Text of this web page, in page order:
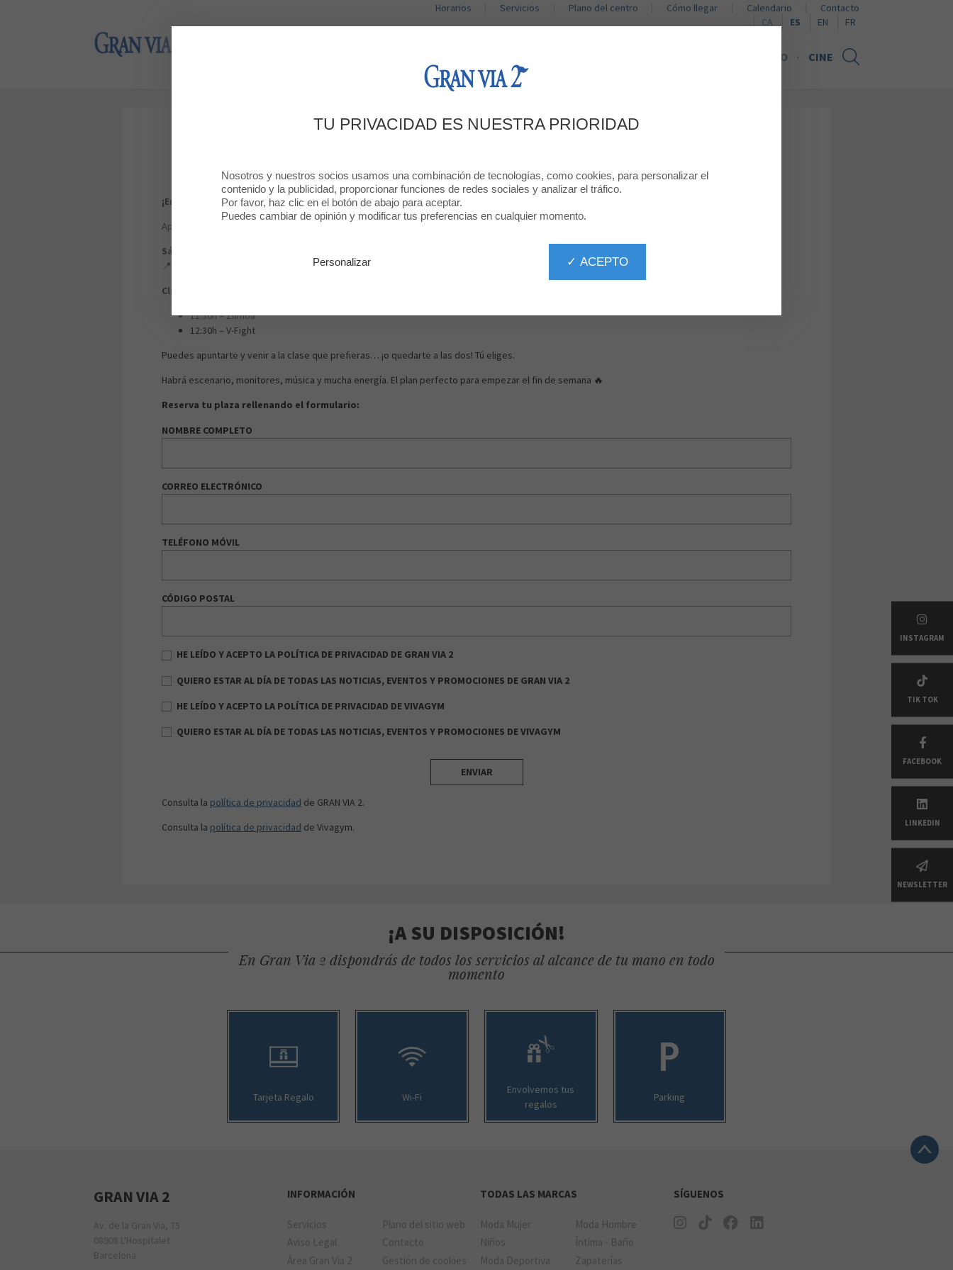
Gran Via 2
TARJETA REGALO CINE
Horarios Servicios Plano del centro Cómo llegar Calendario
Contacto
CA Naviguer en català
ES EN Browse in English
FR
¡Empieza el sábado con energía! 💥
Apúntate a las clases dirigidas de Vivagym en GRAN VIA 2 y disfruta de una mañana de deporte, música y buen rollo en la terraza de restauración.
Sábado 30 de mayo
📍 Terraza de restauración de GRAN VIA 2
Clases:
11:30h – Zumba
12:30h – V-Fight
Puedes apuntarte y venir a la clase que prefieras… ¡o quedarte a las dos! Tú eliges.
Habrá escenario, monitores, música y mucha energía. El plan perfecto para empezar el fin de semana 🔥
Reserva tu plaza rellenando el formulario:
NOMBRE COMPLETO
CORREO ELECTRÓNICO
TELÉFONO MÓVIL
CÓDIGO POSTAL
HE LEÍDO Y ACEPTO LA POLÍTICA DE PRIVACIDAD DE GRAN VIA 2
QUIERO ESTAR AL DÍA DE TODAS LAS NOTICIAS, EVENTOS Y PROMOCIONES DE GRAN VIA 2
HE LEÍDO Y ACEPTO LA POLÍTICA DE PRIVACIDAD DE VIVAGYM
QUIERO ESTAR AL DÍA DE TODAS LAS NOTICIAS, EVENTOS Y PROMOCIONES DE VIVAGYM
ENVIAR
Consulta la política de privacidad de GRAN VIA 2.
Consulta la política de privacidad de Vivagym.
¡A SU DISPOSICIÓN!
En Gran Via 2 dispondrás de todos los servicios al alcance de tu mano en todo
momento
Tarjeta Regalo Wi-Fi
Envolvemos tus
regalos
Parking
INSTAGRAM
TIK TOK
FACEBOOK
LINKEDIN
NEWSLETTER
GRAN VIA 2
Av. de la Gran Via, 75
08908 L'Hospitalet
Barcelona
INFORMACIÓN
Servicios
Plano del sitio web
Aviso Legal
Contacto
Área Gran Via 2
Gestión de cookies
TODAS LAS MARCAS
Moda Mujer
Moda Hombre
Niños
Íntima - Baño
Moda Deportiva
Zapaterías
SÍGUENOS
TU PRIVACIDAD ES NUESTRA PRIORIDAD
Nosotros y nuestros socios usamos una combinación de tecnologías, como cookies, para personalizar el
contenido y la publicidad, proporcionar funciones de redes sociales y analizar el tráfico.
Por favor, haz clic en el botón de abajo para aceptar.
Puedes cambiar de opinión y modificar tus preferencias en cualquier momento.
✓ ACEPTO
Personalizar